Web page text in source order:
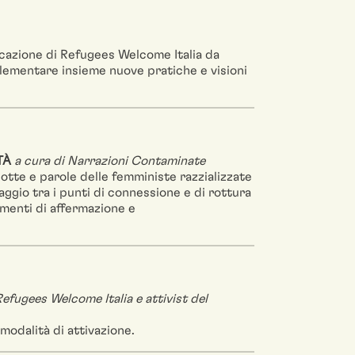
di Refugees Welcome Italia da
insieme nuove pratiche e visioni
a cura di Narrazioni Contaminate
e parole delle femministe razzializzate
tra i punti di connessione e di rottura
di affermazione e
Welcome Italia e attivist del
di attivazione.